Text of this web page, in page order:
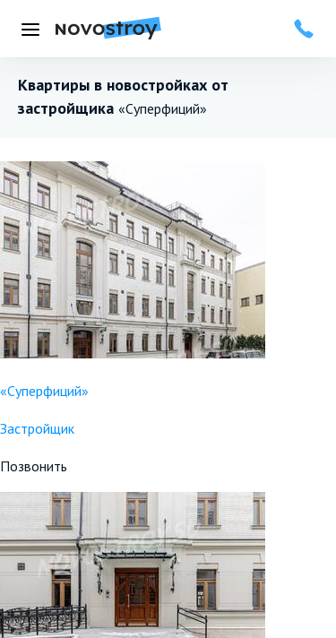
Меню
Квартиры в новостройках от
застройщика «Суперфиций»
«Суперфиций»
Застройщик
Позвонить